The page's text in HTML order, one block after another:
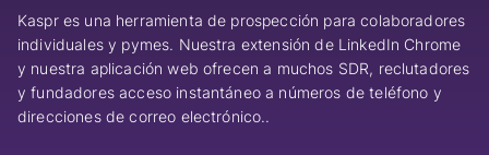
Kaspr es una herramienta de prospección para colaboradores
individuales y pymes. Nuestra extensión de LinkedIn Chrome
y nuestra aplicación web ofrecen a muchos SDR, reclutadores
y fundadores acceso instantáneo a números de teléfono y
direcciones de correo electrónico..